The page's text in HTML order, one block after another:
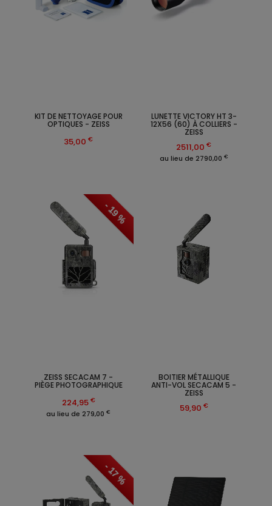
KIT DE NETTOYAGE POUR
OPTIQUES - ZEISS
35,00 €
LUNETTE VICTORY HT 3-
12X56 (60) À COLLIERS -
ZEISS
2511,00 €
au lieu de 2790,00 €
- 19 %
ZEISS SECACAM 7 -
PIÈGE PHOTOGRAPHIQUE
224,95 €
au lieu de 279,00 €
BOITIER MÉTALLIQUE
ANTI-VOL SECACAM 5 -
ZEISS
59,90 €
- 17 %